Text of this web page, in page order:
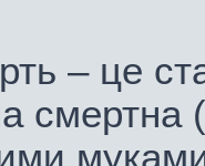
– це
смертна